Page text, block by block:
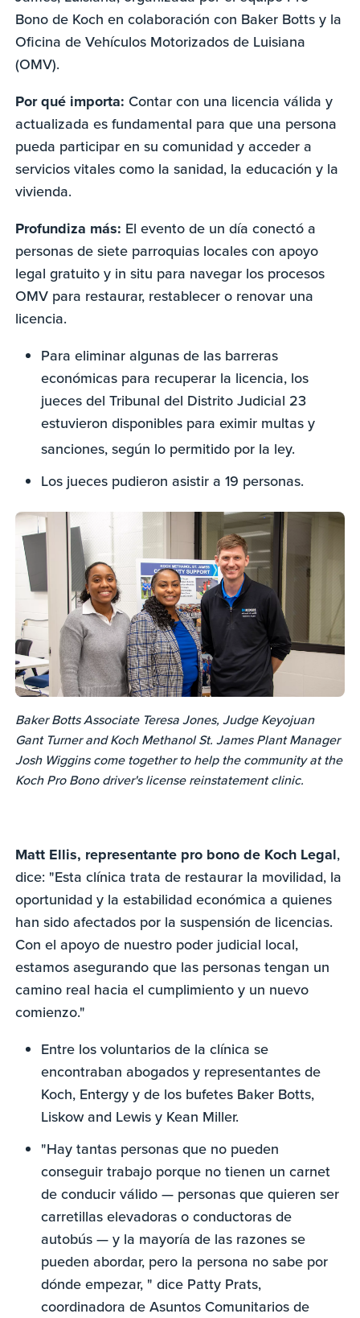
Bono de Koch en colaboración con Baker Botts y la
Oficina de Vehículos Motorizados de Luisiana
(OMV).
Por qué importa: Contar con una licencia válida y
actualizada es fundamental para que una persona
pueda participar en su comunidad y acceder a
servicios vitales como la sanidad, la educación y la
vivienda.
Profundiza más: El evento de un día conectó a
personas de siete parroquias locales con apoyo
legal gratuito y in situ para navegar los procesos
OMV para restaurar, restablecer o renovar una
licencia.
Para eliminar algunas de las barreras
económicas para recuperar la licencia, los
jueces del Tribunal del Distrito Judicial 23
estuvieron disponibles para eximir multas y
sanciones, según lo permitido por la ley.
Los jueces pudieron asistir a 19 personas.
Baker Botts Associate Teresa Jones, Judge Keyojuan
Gant Turner and Koch Methanol St. James Plant Manager
Josh Wiggins come together to help the community at the
Koch Pro Bono driver's license reinstatement clinic.
Matt Ellis, representante pro bono de Koch Legal,
dice: "Esta clínica trata de restaurar la movilidad, la
oportunidad y la estabilidad económica a quienes
han sido afectados por la suspensión de licencias.
Con el apoyo de nuestro poder judicial local,
estamos asegurando que las personas tengan un
camino real hacia el cumplimiento y un nuevo
comienzo."
Entre los voluntarios de la clínica se
encontraban abogados y representantes de
Koch, Entergy y de los bufetes Baker Botts,
Liskow and Lewis y Kean Miller.
"Hay tantas personas que no pueden
conseguir trabajo porque no tienen un carnet
de conducir válido — personas que quieren ser
carretillas elevadoras o conductoras de
autobús — y la mayoría de las razones se
pueden abordar, pero la persona no sabe por
dónde empezar, " dice Patty Prats,
coordinadora de Asuntos Comunitarios de